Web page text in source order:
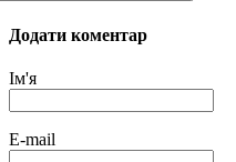
Додати коментар
Ім'я
E-mail